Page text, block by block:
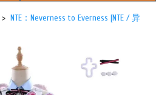
> NTE：Neverness to Everness [NTE / 异